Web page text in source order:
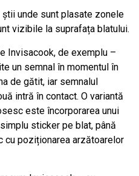
unde sunt plasate zonele
vizibile la suprafața blatului.
Invisacook, de exemplu –
un semnal în momentul în
de gătit, iar semnalul
intră în contact. O variantă
este încorporarea unui
sticker pe blat, până
poziționarea arzătoarelor